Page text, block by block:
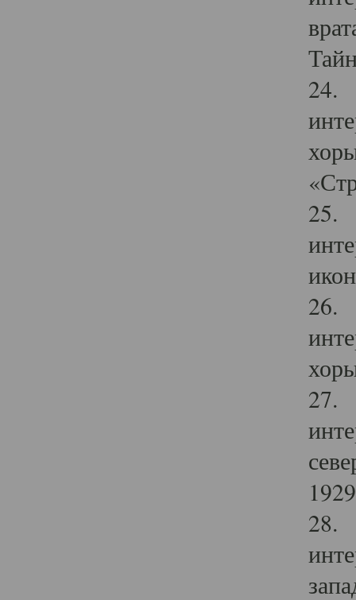
24.
25.
26.
27.
28.